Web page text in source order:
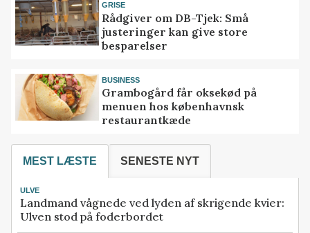
GRISE
Rådgiver om DB-Tjek: Små
justeringer kan give store
besparelser
BUSINESS
Grambogård får oksekød på
menuen hos københavnsk
restaurantkæde
MEST LÆSTE SENESTE NYT
ULVE
Landmand vågnede ved lyden af skrigende kvier:
Ulven stod på foderbordet